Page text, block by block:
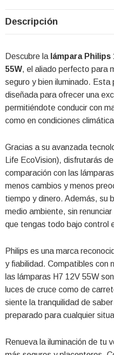
Descripción
Descubre la lámpara Philips
55W, el aliado perfecto para
seguro y bien iluminado.
diseñada para ofrecer una
permitiéndote conducir con
como en condiciones
Gracias a su avanzada
Life EcoVision), disfrutarás
comparación con las
menos cambios y menos
tiempo y dinero. Además, su
medio ambiente, sin
que tengas todo bajo control
Philips es una marca
y fiabilidad. Compatibles con
las lámparas H7 12V 55W
luces de cruce como de
siente la tranquilidad de
preparado para cualquier
Renueva la iluminación de tu